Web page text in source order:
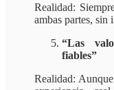
Realidad:
ambas partes, sin
“Las
fiables”
Realidad: